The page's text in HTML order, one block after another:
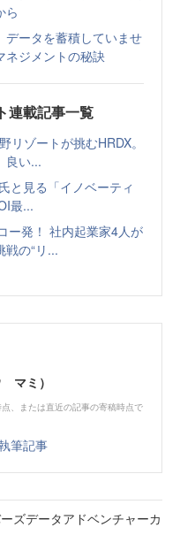
ら
データを蓄積していませ
ネジメントの秘訣
連載記事一覧
リゾートが挑むHRDX。
良い...
と見る「イノベーティ
最...
ー発！ 社内起業家4人が
戦の“リ...
マミ）
、または直近の記事の寄稿時点で
筆記事
ズデータアドベンチャーカ